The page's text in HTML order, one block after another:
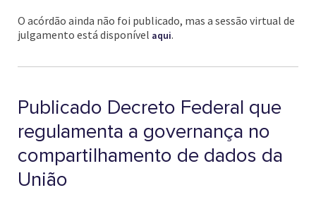
O acórdão ainda não foi publicado, mas a sessão virtual de
julgamento está disponível aqui.
Publicado Decreto Federal que
regulamenta a governança no
compartilhamento de dados da
União